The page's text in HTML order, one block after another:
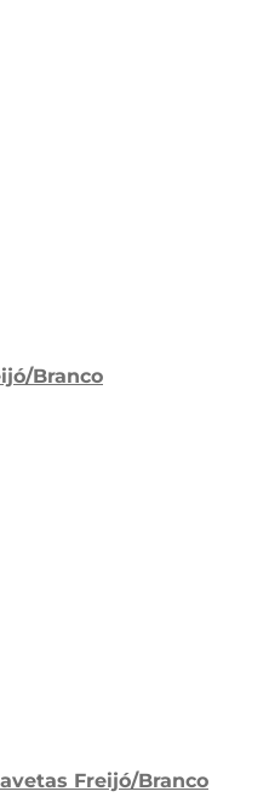
Branco
Freijó/Branco